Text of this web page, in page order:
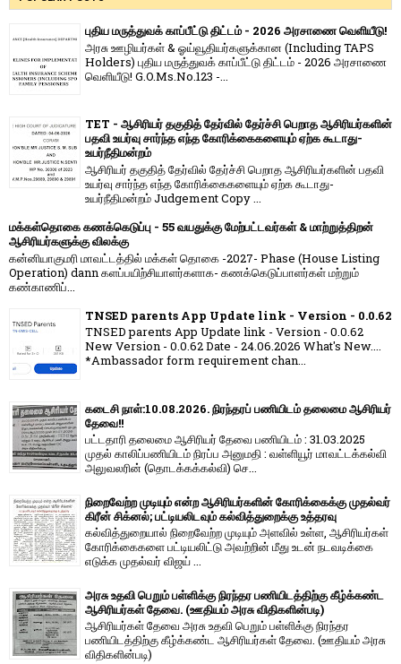
புதிய மருத்துவக் காப்பீட்டு திட்டம் - 2026 அரசாணை வெளியீடு!
அரசு ஊழியர்கள் & ஓய்வூதியர்களுக்கான (Including TAPS
Holders) புதிய மருத்துவக் காப்பீட்டு திட்டம் - 2026 அரசாணை
வெளியீடு! G.O.Ms.No.123 -...
TET - ஆசிரியர் தகுதித் தேர்வில் தேர்ச்சி பெறாத ஆசிரியர்களின்
பதவி உயர்வு சார்ந்த எந்த கோரிக்கைகளையும் ஏற்க கூடாது-
உயர்நீதிமன்றம்
ஆசிரியர் தகுதித் தேர்வில் தேர்ச்சி பெறாத ஆசிரியர்களின் பதவி
உயர்வு சார்ந்த எந்த கோரிக்கைகளையும் ஏற்க கூடாது-
உயர்நீதிமன்றம் Judgement Copy ...
மக்கள்தொகை கணக்கெடுப்பு - 55 வயதுக்கு மேற்பட்டவர்கள் & மாற்றுத்திறன்
ஆசிரியர்களுக்கு விலக்கு
கன்னியாகுமரி மாவட்டத்தில் மக்கள் தொகை -2027- Phase (House Listing
Operation) dann களப்பயிற்சியாளர்களாக- கணக்கெடுப்பாளர்கள் மற்றும்
கண்காணிப்...
TNSED parents App Update link - Version - 0.0.62
TNSED parents App Update link - Version - 0.0.62
New Version - 0.0.62 Date - 24.06.2026 What's New....
*Ambassador form requirement chan...
கடைசி நாள்:10.08.2026. நிரந்தரப் பணியிடம் தலைமை ஆசிரியர்
தேவை!!
பட்டதாரி தலைமை ஆசிரியர் தேவை பணியிடம் : 31.03.2025
முதல் காலிப்பணியிடம் நிரப்ப அனுமதி : வள்ளியூர் மாவட்டக்கல்வி
அலுவலரின் (தொடக்கக்கல்வி) செ...
நிறைவேற்ற முடியும் என்ற ஆசிரியர்களின் கோரிக்கைக்கு முதல்வர்
கிரீன் சிக்னல்; பட்டியலிடவும் கல்வித்துறைக்கு உத்தரவு
கல்வித்துறையால் நிறைவேற்ற முடியும் அளவில் உள்ள, ஆசிரியர்கள்
கோரிக்கைகளை பட்டியலிட்டு அவற்றின் மீது உடன் நடவடிக்கை
எடுக்க முதல்வர் விஜய் ...
அரசு உதவி பெறும் பள்ளிக்கு நிரந்தர பணியிடத்திற்கு கீழ்க்கண்ட
ஆசிரியர்கள் தேவை. (ஊதியம் அரசு விதிகளின்படி)
ஆசிரியர்கள் தேவை அரசு உதவி பெறும் பள்ளிக்கு நிரந்தர
பணியிடத்திற்கு கீழ்க்கண்ட ஆசிரியர்கள் தேவை. (ஊதியம் அரசு
விதிகளின்படி)